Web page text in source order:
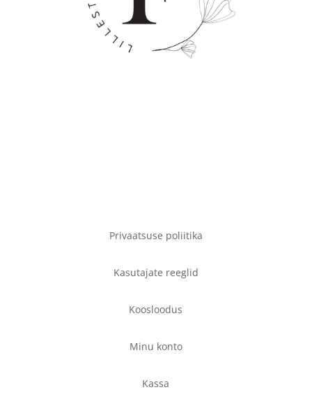
Privaatsuse poliitika
Kasutajate reeglid
Koosloodus
Minu konto
Kassa